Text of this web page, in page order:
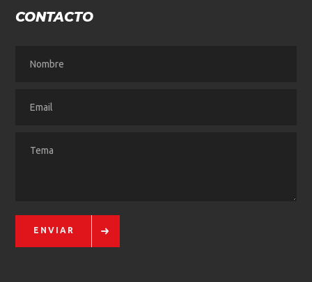
CONTACTO
ENVIAR